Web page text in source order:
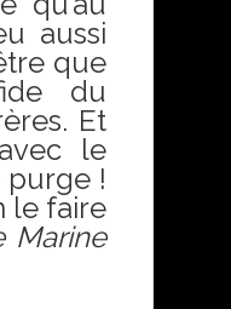
aussi
que
du
Et
le
purge !
le faire
Marine